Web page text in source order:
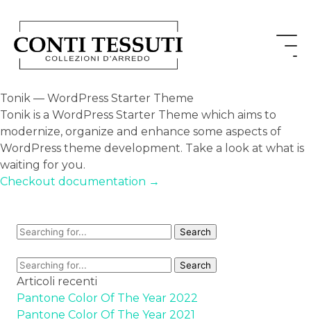
Tonik — WordPress Starter Theme
Tonik is a WordPress Starter Theme which aims to
modernize, organize and enhance some aspects of
WordPress theme development. Take a look at what is
waiting for you.
Checkout documentation →
Articoli recenti
Pantone Color Of The Year 2022
Pantone Color Of The Year 2021